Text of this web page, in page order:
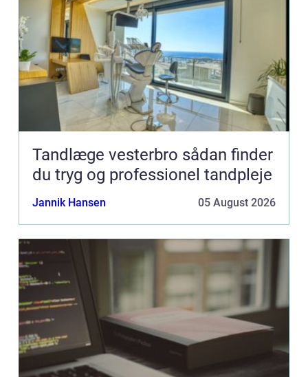
Tandlæge vesterbro sådan finder
du tryg og professionel tandpleje
Jannik Hansen 05 August 2026